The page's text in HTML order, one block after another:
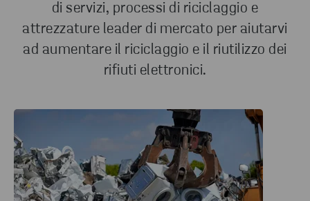
di servizi, processi di riciclaggio e
attrezzature leader di mercato per aiutarvi
ad aumentare il riciclaggio e il riutilizzo dei
rifiuti elettronici.